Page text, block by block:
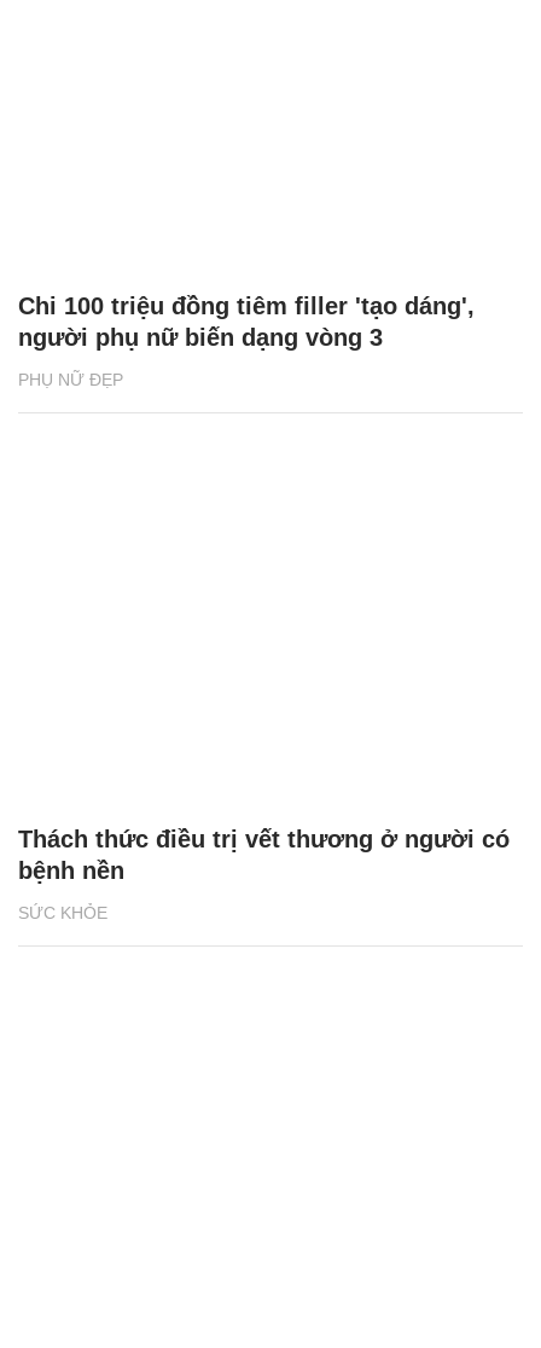
PHỤ NỮ ĐẸP
Chi 100 triệu đồng tiêm filler 'tạo dáng',
người phụ nữ biến dạng vòng 3
SỨC KHỎE
Thách thức điều trị vết thương ở người có
bệnh nền